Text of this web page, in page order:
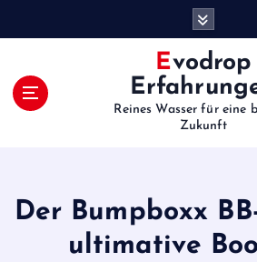
Evodrop
Reines Wasser für eine
Zukunft
Der Bumpboxx
ultimative